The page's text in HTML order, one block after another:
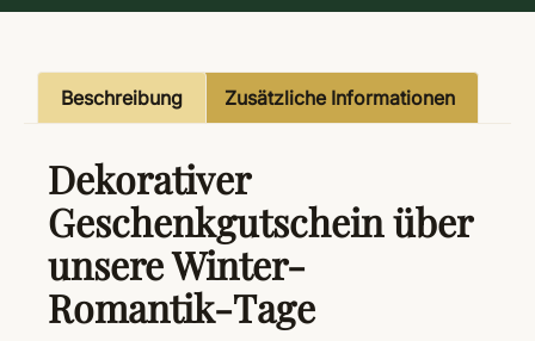
Beschreibung Zusätzliche Informationen
Dekorativer
Geschenkgutschein über
unsere Winter-
Romantik-Tage